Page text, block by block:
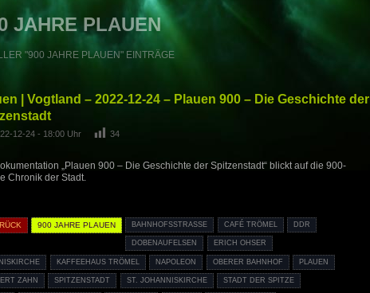
JAHRE PLAUEN
"900 JAHRE PLAUEN" EINTRÄGE
| Vogtland – 2022-12-24 – Plauen 900 – Die Geschichte der
12-24 - 18:00 Uhr 34
„Plauen 900 – Die Geschichte der Spitzenstadt“ blickt auf die 900-
Chronik der Stadt.
900 JAHRE PLAUEN BAHNHOFSSTRASSE CAFÉ TRÖMEL DDR
DOBENAUFELSEN ERICH OHSER
KAFFEEHAUS TRÖMEL NAPOLEON OBERER BAHNHOF PLAUEN
ZAHN SPITZENSTADT ST. JOHANNISKIRCHE STADT DER SPITZE